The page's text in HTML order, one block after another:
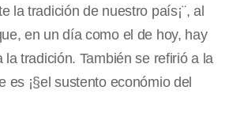
la tradición de nuestro país¡¨, al
en un día como el de hoy, hay
la tradición. También se refirió a la
es ¡§el sustento económio del